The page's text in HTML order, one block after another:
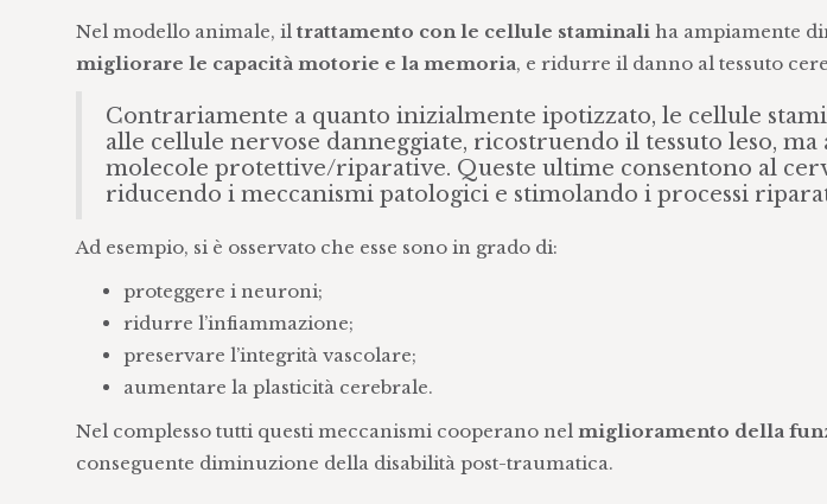
Nel modello animale, il trattamento con le cellule staminali ha ampiamente
migliorare le capacità motorie e la memoria, e ridurre il danno al tessuto
Contrariamente a quanto inizialmente ipotizzato, le cellule
alle cellule nervose danneggiate, ricostruendo il tessuto leso, ma
molecole protettive/riparative. Queste ultime consentono al
riducendo i meccanismi patologici e stimolando i processi
Ad esempio, si è osservato che esse sono in grado di:
proteggere i neuroni;
ridurre l’infiammazione;
preservare l’integrità vascolare;
aumentare la plasticità cerebrale.
Nel complesso tutti questi meccanismi cooperano nel miglioramento della
conseguente diminuzione della disabilità post-traumatica.